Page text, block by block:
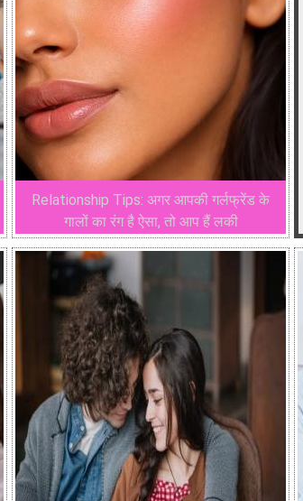
Relationship Tips: अगर आपकी गर्लफ्रेंड के
गालों का रंग है ऐसा, तो आप हैं लकी